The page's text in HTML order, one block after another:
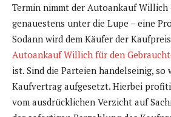
Termin nimmt der Autoankauf Willich
genauestens unter die Lupe – eine
Sodann wird dem Käufer der
Autoankauf Willich für den
ist. Sind die Parteien handelseinig, so
Kaufvertrag aufgesetzt. Hierbei
vom ausdrücklichen Verzicht auf